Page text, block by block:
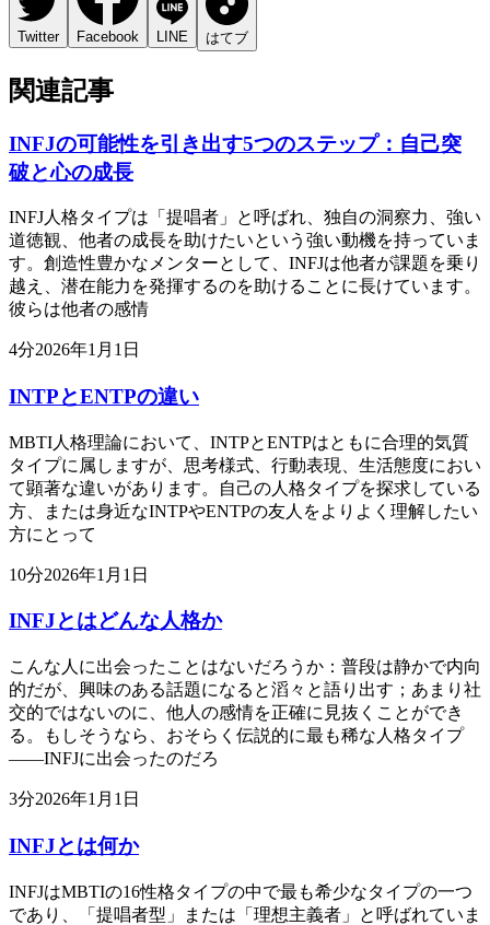
Twitter Facebook LINE はてブ
関連記事
INFJの可能性を引き出す5つのステップ：自己突
破と心の成長
INFJ人格タイプは「提唱者」と呼ばれ、独自の洞察力、強い
道徳観、他者の成長を助けたいという強い動機を持っていま
す。創造性豊かなメンターとして、INFJは他者が課題を乗り
越え、潜在能力を発揮するのを助けることに長けています。
彼らは他者の感情
4分2026年1月1日
INTPとENTPの違い
MBTI人格理論において、INTPとENTPはともに合理的気質
タイプに属しますが、思考様式、行動表現、生活態度におい
て顕著な違いがあります。自己の人格タイプを探求している
方、または身近なINTPやENTPの友人をよりよく理解したい
方にとって
10分2026年1月1日
INFJとはどんな人格か
こんな人に出会ったことはないだろうか：普段は静かで内向
的だが、興味のある話題になると滔々と語り出す；あまり社
交的ではないのに、他人の感情を正確に見抜くことができ
る。もしそうなら、おそらく伝説的に最も稀な人格タイプ
——INFJに出会ったのだろ
3分2026年1月1日
INFJとは何か
INFJはMBTIの16性格タイプの中で最も希少なタイプの一つ
であり、「提唱者型」または「理想主義者」と呼ばれていま